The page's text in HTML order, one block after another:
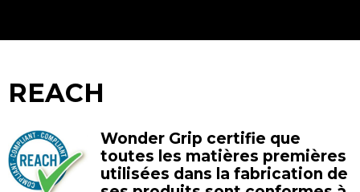
REACH
Wonder Grip certifie que
toutes les matières premières
utilisées dans la fabrication de